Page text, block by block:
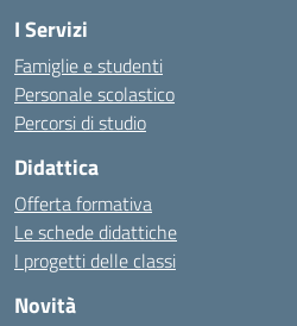
I Servizi
Famiglie e studenti
Personale scolastico
Percorsi di studio
Didattica
Offerta formativa
Le schede didattiche
I progetti delle classi
Novità